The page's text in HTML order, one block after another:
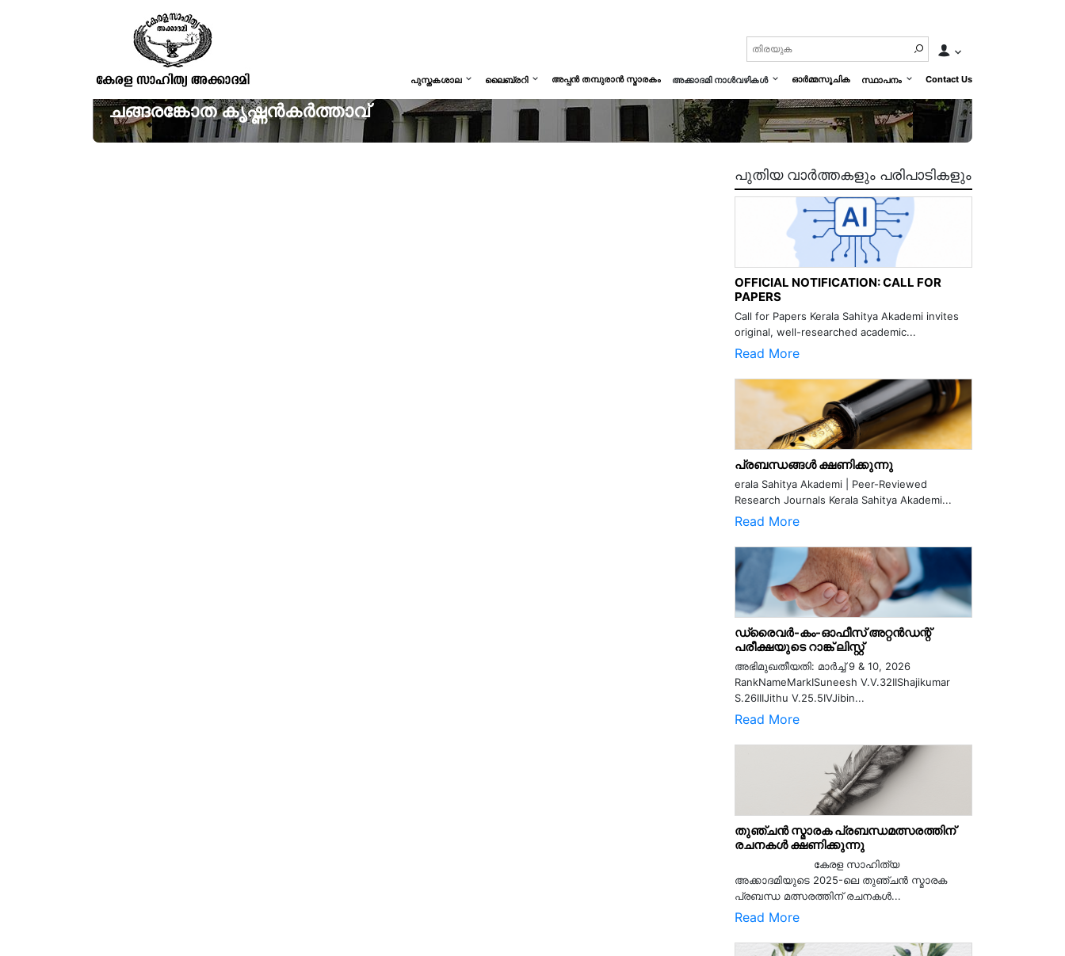
പുസ്തകശാല ലൈബ്രറി അപ്പൻ തമ്പുരാൻ സ്മാരകം അക്കാദമി നാൾവഴികൾ ഓർമ്മസൂചിക സ്ഥാപനം Contact Us
ചങ്ങരങ്കോത കൃഷ്ണൻകർത്താവ്
പുതിയ വാർത്തകളും പരിപാടികളും
OFFICIAL NOTIFICATION: CALL FOR
PAPERS
Call for Papers Kerala Sahitya Akademi invites
original, well-researched academic...
Read More
പ്രബന്ധങ്ങൾ ക്ഷണിക്കുന്നു
erala Sahitya Akademi | Peer-Reviewed
Research Journals Kerala Sahitya Akademi...
Read More
ഡ്രൈവർ-കം-ഓഫീസ് അറ്റൻഡന്റ്
പരീക്ഷയുടെ റാങ്ക് ലിസ്റ്റ്
അഭിമുഖതീയതി: മാർച്ച് 9 & 10, 2026
RankNameMarkISuneesh V.V.32IIShajikumar
S.26IIIJithu V.25.5IVJibin...
Read More
തുഞ്ചൻ സ്മാരക പ്രബന്ധമത്സരത്തിന്
രചനകൾ ക്ഷണിക്കുന്നു
കേരള സാഹിത്യ
അക്കാദമിയുടെ 2025-ലെ തുഞ്ചൻ സ്മാരക
പ്രബന്ധ മത്സരത്തിന് രചനകൾ...
Read More